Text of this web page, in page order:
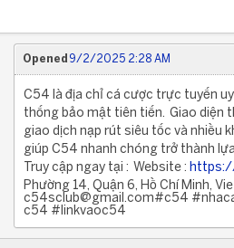
Opened 9/2/2025 2:28 AM
C54 là địa chỉ cá cược trực tuyến
thống bảo mật tiên tiến. Giao diện
giao dịch nạp rút siêu tốc và nhiều
giúp C54 nhanh chóng trở thành
Truy cập ngay tại : Website :
Phường 14, Quận 6, Hồ Chí Minh,
c54sclub@gmail.com#c54
c54 #linkvaoc54